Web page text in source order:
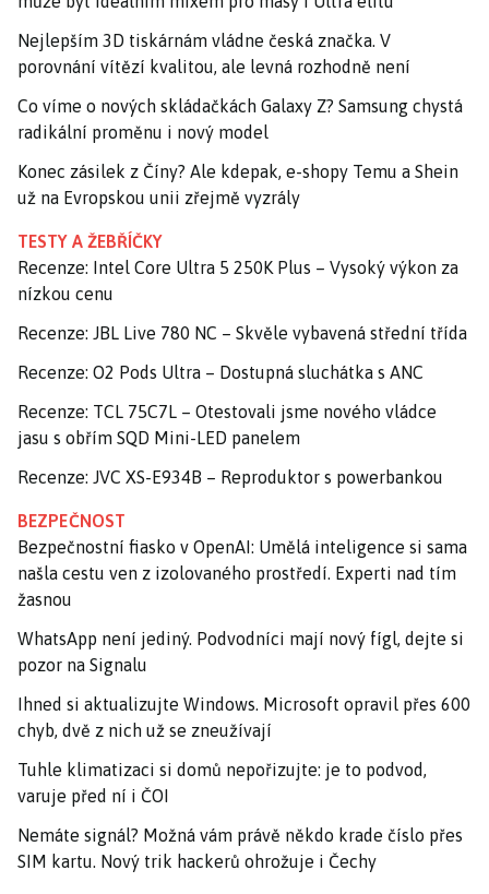
Nejlepším 3D tiskárnám vládne česká značka. V
porovnání vítězí kvalitou, ale levná rozhodně není
Co víme o nových skládačkách Galaxy Z? Samsung chystá
radikální proměnu i nový model
Konec zásilek z Číny? Ale kdepak, e-shopy Temu a Shein
už na Evropskou unii zřejmě vyzrály
TESTY A ŽEBŘÍČKY
Recenze: Intel Core Ultra 5 250K Plus – Vysoký výkon za
nízkou cenu
Recenze: JBL Live 780 NC – Skvěle vybavená střední třída
Recenze: O2 Pods Ultra – Dostupná sluchátka s ANC
Recenze: TCL 75C7L – Otestovali jsme nového vládce
jasu s obřím SQD Mini-LED panelem
Recenze: JVC XS-E934B – Reproduktor s powerbankou
BEZPEČNOST
Bezpečnostní fiasko v OpenAI: Umělá inteligence si sama
našla cestu ven z izolovaného prostředí. Experti nad tím
žasnou
WhatsApp není jediný. Podvodníci mají nový fígl, dejte si
pozor na Signalu
Ihned si aktualizujte Windows. Microsoft opravil přes 600
chyb, dvě z nich už se zneužívají
Tuhle klimatizaci si domů nepořizujte: je to podvod,
varuje před ní i ČOI
Nemáte signál? Možná vám právě někdo krade číslo přes
SIM kartu. Nový trik hackerů ohrožuje i Čechy